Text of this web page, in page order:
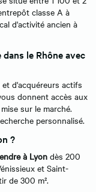
classe A à
d'activité ancien à
le Rhône avec
d'acquéreurs actifs
donnent accès aux
sur le marché.
personnalisé.
?
à Lyon dès 200
et Saint-
de 300 m².